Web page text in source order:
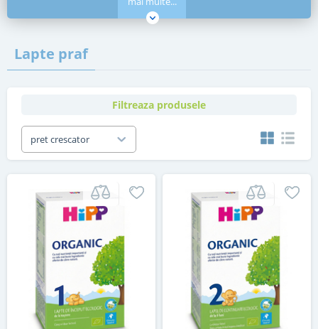
Lapte praf
Filtreaza produsele
pret crescator